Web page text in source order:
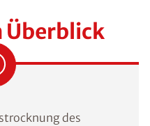
Überblick
des